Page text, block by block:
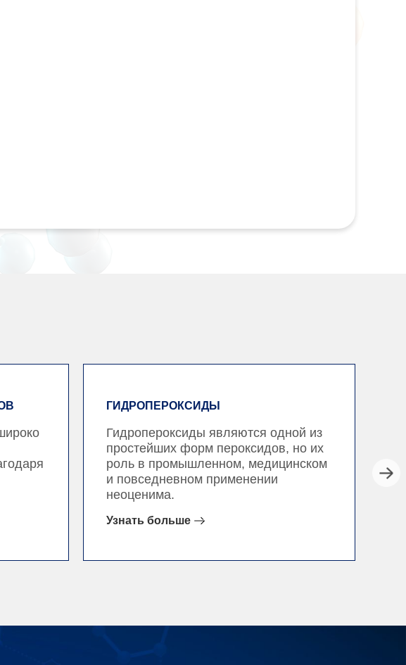
ГИДРОПЕРОКСИДЫ
Гидропероксиды являются одной из
простейших форм пероксидов, но их
роль в промышленном, медицинском
и повседневном применении
неоценима.
Узнать больше